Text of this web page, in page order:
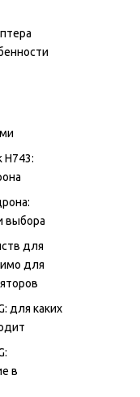
выбора
для
для
для каких
в